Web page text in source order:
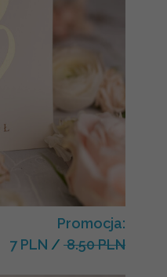
Promocja:
7 PLN / 8.50 PLN